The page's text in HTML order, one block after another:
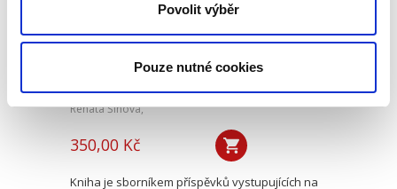
Povolit výběr
Pouze nutné cookies
Renáta Šínová,
350,00 Kč
Kniha je sborníkem příspěvků vystupujících na